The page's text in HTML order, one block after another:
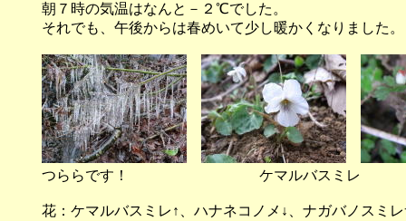
朝７時の気温はなんと－２℃でした。
それでも、午後からは春めいて少し暖かくなりました。
つららです！ ケマルバスミレ
花：ケマルバスミレ↑、ハナネコノメ↓、ナガバノスミ